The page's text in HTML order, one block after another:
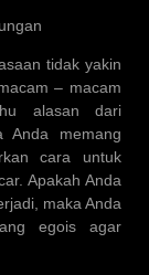
tidak yakin
– macam
alasan dari
Anda memang
cara untuk
Apakah Anda
maka Anda
egois agar